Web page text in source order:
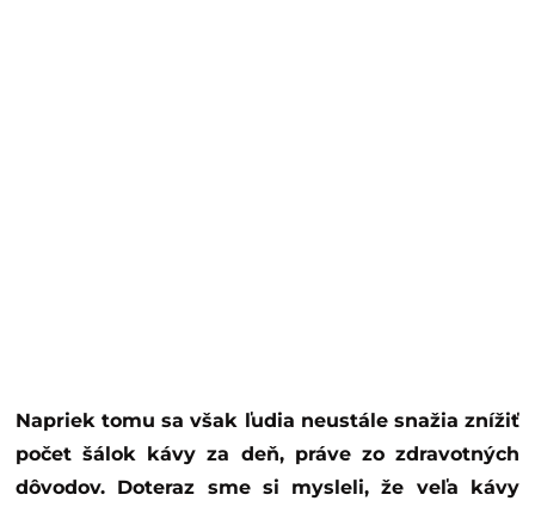
Napriek tomu sa však ľudia neustále snažia znížiť
počet šálok kávy za deň, práve zo zdravotných
dôvodov. Doteraz sme si mysleli, že veľa kávy